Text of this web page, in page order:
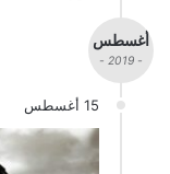
أغسطس
- 2019 -
15 أغسطس